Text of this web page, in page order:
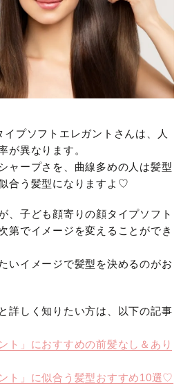
プソフトエレガントさんは、人
が異なります。
ャープさを、曲線多めの人は髪型
合う髪型になりますよ♡
、子ども顔寄りの顔タイプソフト
第でイメージを変えることができ
いイメージで髪型を決めるのがお
詳しく知りたい方は、以下の記事
ト」におすすめの前髪なし＆あり
ト」に似合う髪型おすすめ10選♡